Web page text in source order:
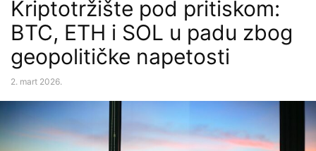
Kriptotržište pod pritiskom:
BTC, ETH i SOL u padu zbog
geopolitičke napetosti
2. mart 2026.